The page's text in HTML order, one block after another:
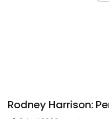
Rodney Harrison: